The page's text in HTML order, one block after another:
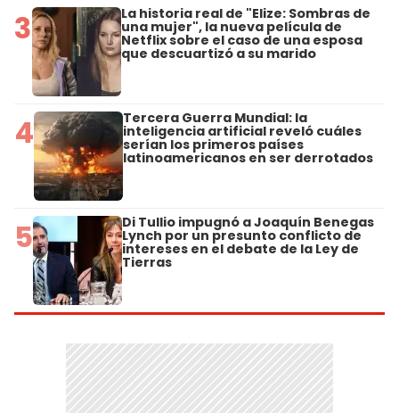
3 La historia real de "Elize: Sombras de
una mujer", la nueva película de
Netflix sobre el caso de una esposa
que descuartizó a su marido
4 Tercera Guerra Mundial: la
inteligencia artificial reveló cuáles
serían los primeros países
latinoamericanos en ser derrotados
5 Di Tullio impugnó a Joaquín Benegas
Lynch por un presunto conflicto de
intereses en el debate de la Ley de
Tierras